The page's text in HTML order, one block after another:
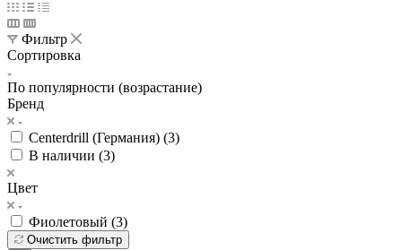
Фильтр
Сортировка
По популярности (возрастание)
Бренд
Centerdrill (Германия) (3)
В наличии (3)
Цвет
Фиолетовый (3)
Очистить фильтр